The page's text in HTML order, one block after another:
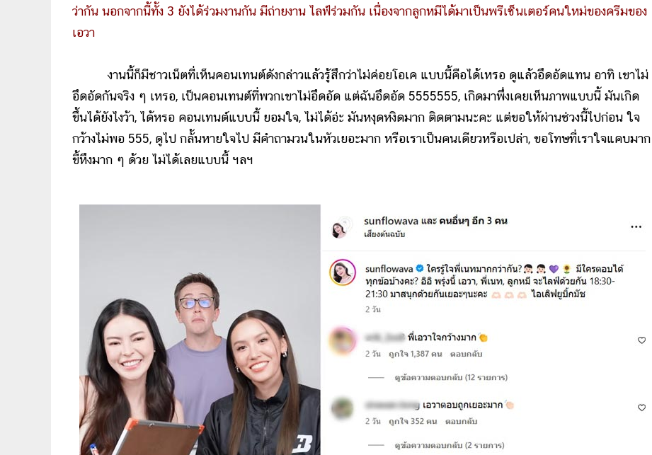
ว่ากัน นอกจากนี้ทั้ง 3 ยังได้ร่วมงานกัน มีถ่ายงาน ไลฟ์ร่วมกัน เนื่องจากลูกหมีได้มาเป็นพรีเซ็นเตอร์คนใหม่ของครีมของ
เอวา
งานนี้ก็มีชาวเน็ตที่เห็นคอนเทนต์ดังกล่าวแล้วรู้สึกว่าไม่ค่อยโอเค แบบนี้คือได้เหรอ ดูแล้วอึดอัดแทน อาทิ เขาไม่
อึดอัดกันจริง ๆ เหรอ, เป็นคอนเทนต์ที่พวกเขาไม่อึดอัด แต่ฉันอึดอัด 5555555, เกิดมาพึ่งเคยเห็นภาพแบบนี้ มันเกิด
ขึ้นได้ยังไงว้า, ได้หรอ คอนเทนต์แบบนี้ ยอมใจ, ไม่ได้อ่ะ มันหงุดหงิดมาก ติดตามนะคะ แต่ขอให้ผ่านช่วงนี้ไปก่อน ใจ
กว้างไม่พอ 555, ดูไป กลั้นหายใจไป มีคำถามวนในหัวเยอะมาก หรือเราเป็นคนเดียวหรือเปล่า, ขอโทษที่เราใจแคบมาก
ขี้หึงมาก ๆ ด้วย ไม่ได้เลยแบบนี้ ฯลฯ